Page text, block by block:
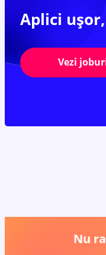
Aplici ușor,
Vezi
Nu